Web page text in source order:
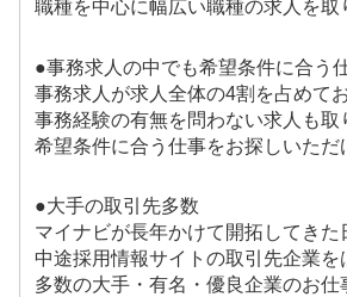
職種を中心に幅広い職種の求人を取
●事務求人の中でも希望条件に合う
事務求人が求人全体の4割を占めてお
事務経験の有無を問わない求人も取
希望条件に合う仕事をお探しいただ
●大手の取引先多数
マイナビが長年かけて開拓してきた
中途採用情報サイトの取引先企業を
多数の大手・有名・優良企業のお仕